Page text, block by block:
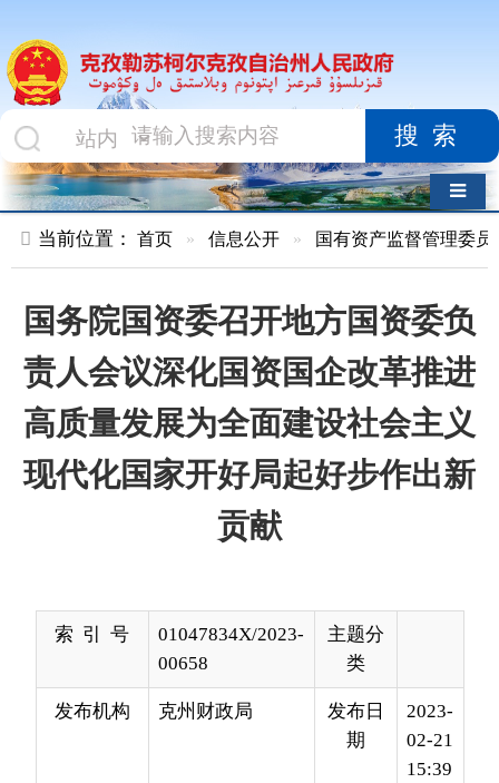
搜索
当前位置： 首页 信息公开 » 国有资产监督管理委员会 国资
国务院国资委召开地方国资委负
责人会议深化国资国企改革推进
高质量发展为全面建设社会主义
现代化国家开好局起好步作出新
贡献
01047834X/2023-
主题分
期
02-21
15:39
人会议深化国资国企改革推进高质
量发展为全面建设社会主义现代化